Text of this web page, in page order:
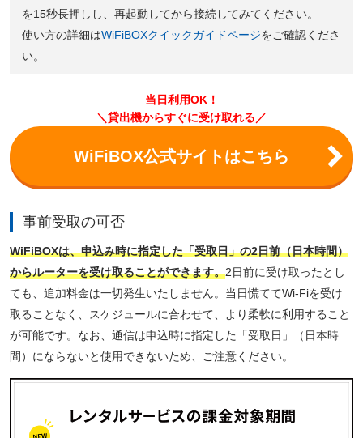
を15秒長押しし、再起動してから接続してみてください。
使い方の詳細はWiFiBOXクイックガイドページをご確認くださ
い。
当日利用OK！
＼貸出機からすぐに受け取れる／
WiFiBOX公式サイトはこちら
事前受取の可否
WiFiBOXは、申込み時に指定した「受取日」の2日前（日本時間）
からルーターを受け取ることができます。2日前に受け取ったとし
ても、追加料金は一切発生いたしません。当日慌ててWi-Fiを受け
取ることなく、スケジュールに合わせて、より柔軟に利用すること
が可能です。なお、通信は申込時に指定した「受取日」（日本時
間）にならないと使用できないため、ご注意ください。